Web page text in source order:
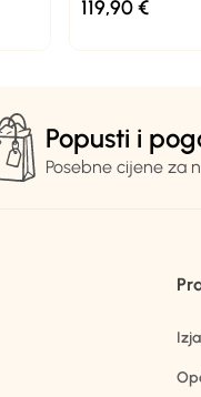
119,90€
Popusti i
Posebne cijene za